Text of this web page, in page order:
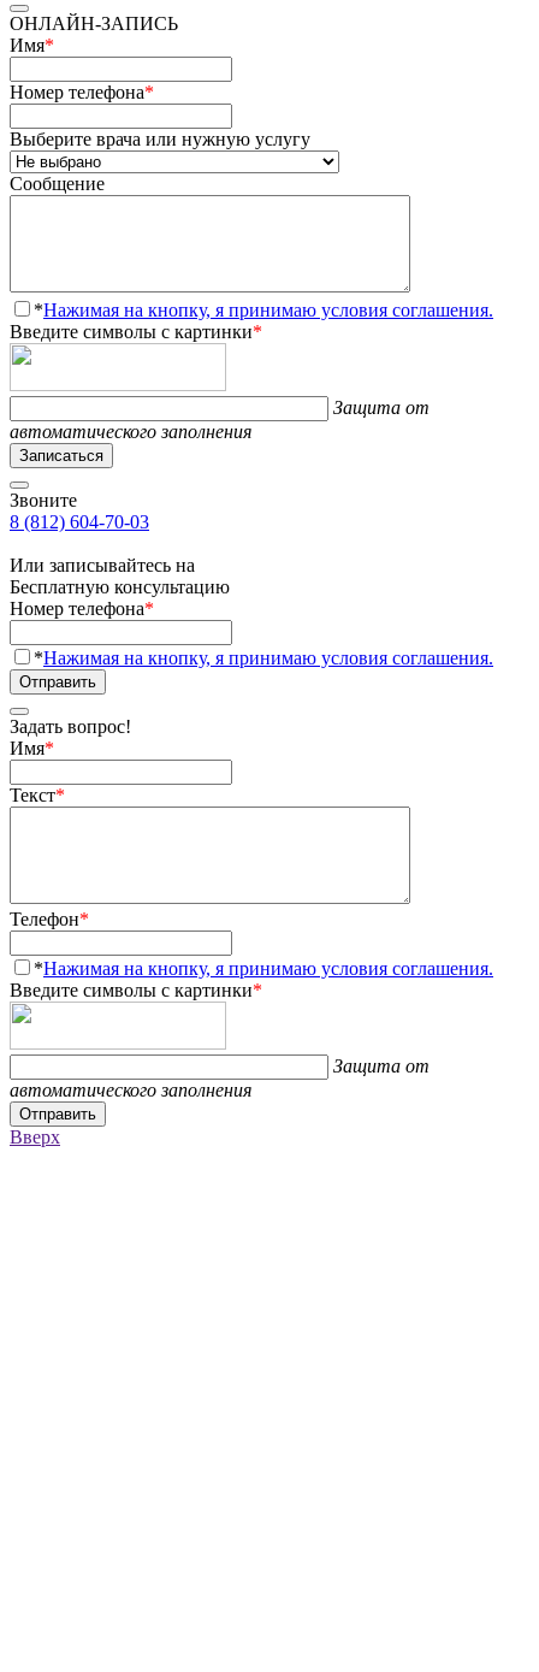
ОНЛАЙН-ЗАПИСЬ
Имя*
Номер телефона*
Выберите врача или нужную услугу
Сообщение
*Нажимая на кнопку, я принимаю условия соглашения.
Введите символы с картинки*
Защита от
автоматического заполнения
Записаться
Звоните
8 (812) 604-70-03
Или записывайтесь на
Бесплатную консультацию
Номер телефона*
*Нажимая на кнопку, я принимаю условия соглашения.
Отправить
Задать вопрос!
Имя*
Текст*
Телефон*
*Нажимая на кнопку, я принимаю условия соглашения.
Введите символы с картинки*
Защита от
автоматического заполнения
Отправить
Вверх